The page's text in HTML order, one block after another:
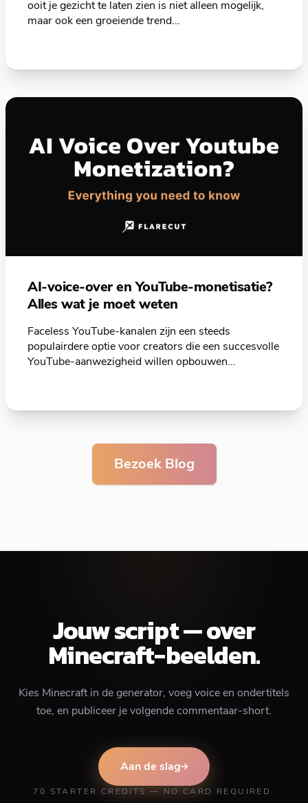
ooit je gezicht te laten zien is niet alleen mogelijk,
maar ook een groeiende trend...
AI-voice-over en YouTube-monetisatie?
Alles wat je moet weten
Faceless YouTube-kanalen zijn een steeds
populairdere optie voor creators die een succesvolle
YouTube-aanwezigheid willen opbouwen...
Bezoek Blog
Jouw script — over
Minecraft-beelden.
Kies Minecraft in de generator, voeg voice en ondertitels
toe, en publiceer je volgende commentaar-short.
Aan de slag
70 STARTER CREDITS — NO CARD REQUIRED.